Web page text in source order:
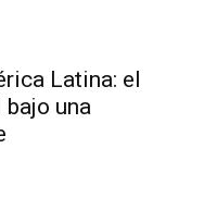
Latina: el
bajo una